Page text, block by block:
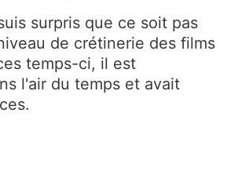
surpris que ce soit pas
de crétinerie des films
temps-ci, il est
l'air du temps et avait